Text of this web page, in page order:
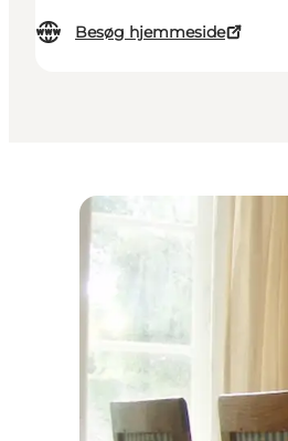
Besøg hjemmeside